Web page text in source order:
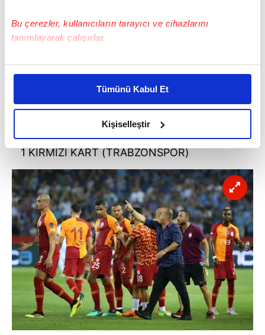
Bu çerezler, kullanıcıların tarayıcı ve cihazlarını
tanımlayarak çalışırlar.
Bu çerezlere izin vermeniz halinde sizlere özel
daha iyi reklam deneyimi yaşatabiliriz. Bunu yaparken
amacımızın size daha iyi bir reklam deneyimi sunmak
olduğunu ve sizlere en iyi içerikleri sunabilmek adına
elimizden gelen çabayı gösterdiğimizi ve bu noktada,
reklamların maliyetlerimizi karşılamak noktasında tek gelir
Her halükârda, kullanıcılar, bu çerezlere izin vermedikleri
takdirde, kullanıcılara hedefli reklamlar
gösterilmeyecektir."
Sizlere daha iyi bir hizmet sunabilmek için İnternet
Sitemizde kendimize ve üçüncü kişilere ait çerezler
kullanılmaktadır. Bu çerezler vasıtasıyla çeşitli kişisel
verileriniz işlenmekte olup gerekli olan çerezler bilgi
toplumu hizmetlerinin sunulması amacıyla
kullanılmaktadır. Diğer çerezler, sitemizin daha işlevsel
Tümünü Kabul Et
Kişiselleştir
TRABZONSPOR 2 - 0 GALATASARAY
1 KIRMIZI KART (TRABZONSPOR)